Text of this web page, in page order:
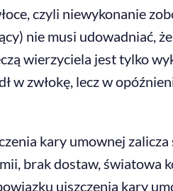
czyli niewykonanie
nie musi udowadniać,
wierzyciela jest tylko
zwłokę, lecz w
kary umownej
brak dostaw, światowa
uiszczenia kary